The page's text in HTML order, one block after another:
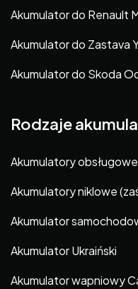
Akumulator do Renault
Akumulator do Zastava
Akumulator do Skoda
Rodzaje
Akumulatory obsługowe
Akumulatory niklowe
Akumulator
Akumulator Ukraiński
Akumulator wapniowy